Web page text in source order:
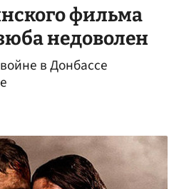
фильма
недоволен
в Донбассе